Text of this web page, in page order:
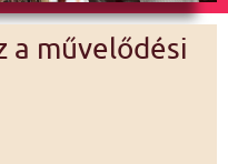
a művelődési